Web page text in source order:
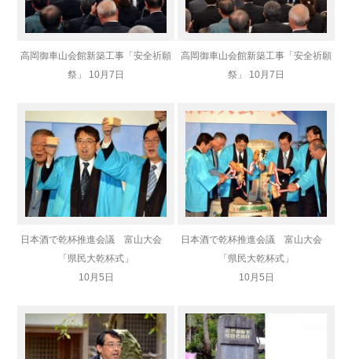
高岡御車山会館新築工事「安全祈願
祭」 10月7日
高岡御車山会館新築工事「安全祈願
祭」 10月7日
日本酒で乾杯推進会議 富山大会
「県民大乾杯式」
10月5日
日本酒で乾杯推進会議 富山大会
「県民大乾杯式」
10月5日